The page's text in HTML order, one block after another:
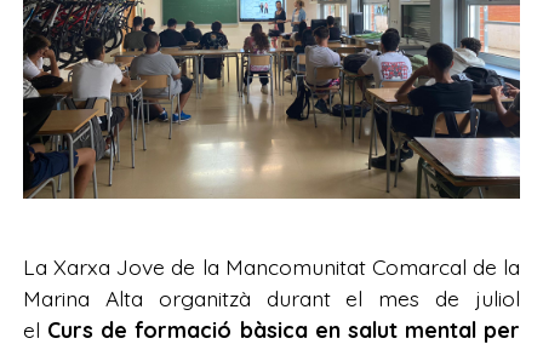
La Xarxa Jove de la Mancomunitat Comarcal de la
Marina Alta organitzà durant el mes de juliol
el Curs de formació bàsica en salut mental per